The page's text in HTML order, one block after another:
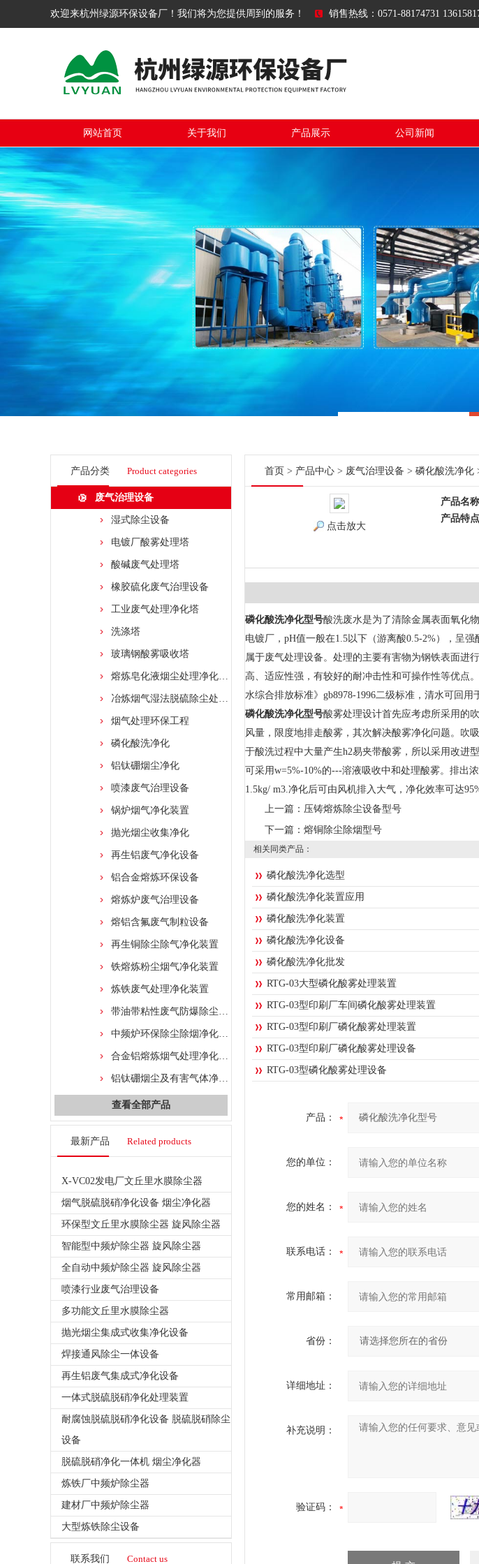
欢迎来杭州绿源环保设备厂！我们将为您提供周到的服务！ 销售热线：0571-88174731
网站首页 关于我们 产品展示 公司新闻
产品分类 Product categories
废气治理设备
湿式除尘设备
电镀厂酸雾处理塔
酸碱废气处理塔
橡胶硫化废气治理设备
工业废气处理净化塔
洗涤塔
玻璃钢酸雾吸收塔
熔炼皂化液烟尘处理净化设备
冶炼烟气湿法脱硫除尘处理净化装置
烟气处理环保工程
磷化酸洗净化
铝钛硼烟尘净化
喷漆废气治理设备
锅炉烟气净化装置
抛光烟尘收集净化
再生铝废气净化设备
铝合金熔炼环保设备
熔炼炉废气治理设备
熔铝含氟废气制粒设备
再生铜除尘除气净化装置
铁熔炼粉尘烟气净化装置
炼铁废气处理净化装置
带油带粘性废气防爆除尘处理设备
中频炉环保除尘除烟净化设备
合金铝熔炼烟气处理净化设备
铝钛硼烟尘及有害气体净化处理工程
查看全部产品
最新产品 Related products
X-VC02发电厂文丘里水膜除尘器
烟气脱硫脱硝净化设备 烟尘净化器
环保型文丘里水膜除尘器 旋风除尘器
智能型中频炉除尘器 旋风除尘器
全自动中频炉除尘器 旋风除尘器
喷漆行业废气治理设备
多功能文丘里水膜除尘器
抛光烟尘集成式收集净化设备
焊接通风除尘一体设备
再生铝废气集成式净化设备
一体式脱硫脱硝净化处理装置
耐腐蚀脱硫脱硝净化设备 脱硫脱硝除尘
设备
脱硫脱硝净化一体机 烟尘净化器
炼铁厂中频炉除尘器
建材厂中频炉除尘器
大型炼铁除尘设备
联系我们 Contact us
首页 > 产品中心 > 废气治理设备 > 磷化酸洗净化
点击放大
产品名称
产品特点
磷化酸洗净化型号酸洗废水是为了清除金属表面氧化
电镀厂，pH值一般在1.5以下（游离酸0.5-2%），呈
属于废气处理设备。处理的主要有害物为钢铁表面进
高、适应性强，有较好的耐冲击性和可操作性等优点
水综合排放标准》gb8978-1996二级标准，清水可回用
磷化酸洗净化型号酸雾处理设计首先应考虑所采用的
风量，限度地排走酸雾，其次解决酸雾净化问题。吹
于酸洗过程中大量产生h2易夹带酸雾，所以采用改进
可采用w=5%-10%的---溶液吸收中和处理酸雾。排出
1.5kg/ m3.净化后可由风机排入大气，净化效率可达
上一篇： 压铸熔炼除尘设备型号
下一篇： 熔铜除尘除烟型号
相关同类产品：
磷化酸洗净化选型
磷化酸洗净化装置应用
磷化酸洗净化装置
磷化酸洗净化设备
磷化酸洗净化批发
RTG-03大型磷化酸雾处理装置
RTG-03型印刷厂车间磷化酸雾处理装置
RTG-03型印刷厂磷化酸雾处理装置
RTG-03型印刷厂磷化酸雾处理设备
RTG-03型磷化酸雾处理设备
产品：
您的单位：
您的姓名：
联系电话：
常用邮箱：
省份：
详细地址：
补充说明：
验证码：